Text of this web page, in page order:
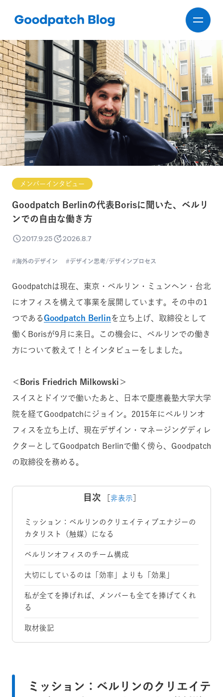
メンバーインタビュー
Goodpatch Berlinの代表Borisに聞いた、ベルリ
ンでの自由な働き方
2017.9.25 2026.8.7
海外のデザイン デザイン思考/デザインプロセス
Goodpatchは現在、東京・ベルリン・ミュンヘン・台北
にオフィスを構えて事業を展開しています。その中の1
つであるGoodpatch Berlinを立ち上げ、取締役として
働くBorisが9月に来日。この機会に、ベルリンでの働き
方について教えて！とインタビューをしました。
＜Boris Friedrich Milkowski＞
スイスとドイツで働いたあと、日本で慶應義塾大学大学
院を経てGoodpatchにジョイン。2015年にベルリンオ
フィスを立ち上げ、現在デザイン・マネージングディレ
クターとしてGoodpatch Berlinで働く傍ら、Goodpatch
の取締役を務める。
目次 非表示
ミッション：ベルリンのクリエイティブエナジーの
カタリスト（触媒）になる
ベルリンオフィスのチーム構成
大切にしているのは「効率」よりも「効果」
私が全てを捧げれば、メンバーも全てを捧げてくれ
る
取材後記
ミッション：ベルリンのクリエイテ